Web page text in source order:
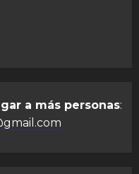
a más personas: